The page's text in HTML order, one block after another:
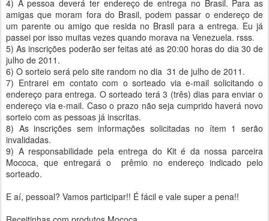
4) A pessoa deverá ter endereço de entrega no Brasil. Para as
amigas que moram fora do Brasil, podem passar o endereço de
um parente ou amigo que resida no Brasil para a entrega. Eu já
passei por isso muitas vezes quando morava na Venezuela. rsss.
5) As inscrições poderão ser feitas até as 20:00 horas do dia 30 de
julho de 2011.
6) O sorteio será pelo site random no dia 31 de julho de 2011.
7) Entrarei em contato com o sorteado via e-mail solicitando o
endereço para entrega. O sorteado terá 3 (três) dias para enviar o
endereço via e-mail. Caso o prazo não seja cumprido haverá novo
sorteio com as pessoas já inscritas.
8) As inscrições sem informações solicitadas no ítem 1 serão
invalidadas.
9) A responsabilidade pela entrega do Kit é da nossa parceira
Mococa, que entregará o prêmio no endereço indicado pelo
sorteado.
E aí, pessoal? Vamos participar!! É fácil e vale super a pena!!